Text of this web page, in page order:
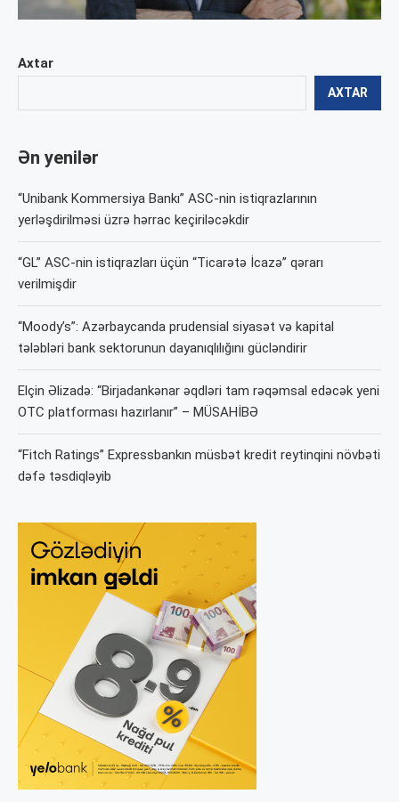
Axtar
AXTAR
Ən yenilər
“Unibank Kommersiya Bankı” ASC-nin istiqrazlarının
yerləşdirilməsi üzrə hərrac keçiriləcəkdir
“GL” ASC-nin istiqrazları üçün “Ticarətə İcazə” qərarı
verilmişdir
“Moody’s”: Azərbaycanda prudensial siyasət və kapital
tələbləri bank sektorunun dayanıqlılığını gücləndirir
Elçin Əlizadə: “Birjadankənar əqdləri tam rəqəmsal edəcək yeni
OTC platforması hazırlanır” – MÜSAHİBƏ
“Fitch Ratings” Expressbankın müsbət kredit reytinqini növbəti
dəfə təsdiqləyib